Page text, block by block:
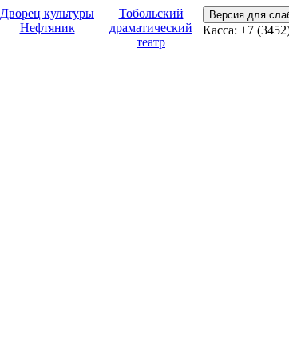
Дворец культуры
Нефтяник
Тобольский
драматический
театр
Версия для
Касса: +7